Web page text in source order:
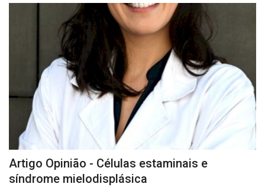
Artigo Opinião - Células estaminais e
síndrome mielodisplásica